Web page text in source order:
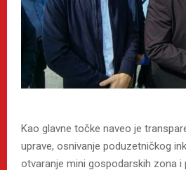
Kao glavne točke naveo je
uprave, osnivanje poduzetničkog
otvaranje mini gospodarskih zona i